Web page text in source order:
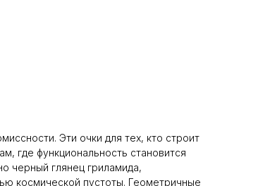
Эти очки для тех, кто строит
где функциональность становится
черный глянец гриламида,
космической пустоты. Геометричные